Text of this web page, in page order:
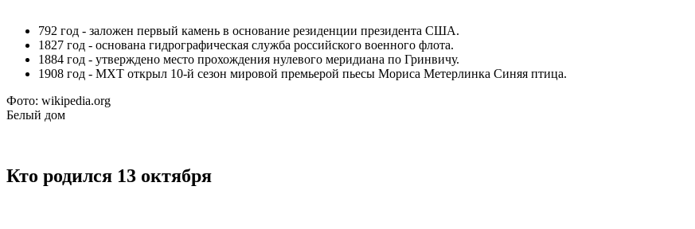
792 год - заложен первый камень в основание резиденции президента США.
1827 год - основана гидрографическая служба российского военного флота.
1884 год - утверждено место прохождения нулевого меридиана по Гринвичу.
1908 год - МХТ открыл 10-й сезон мировой премьерой пьесы Мориса Метерлинка Синяя птица.
Фото: wikipedia.org
Белый дом
Кто родился 13 октября